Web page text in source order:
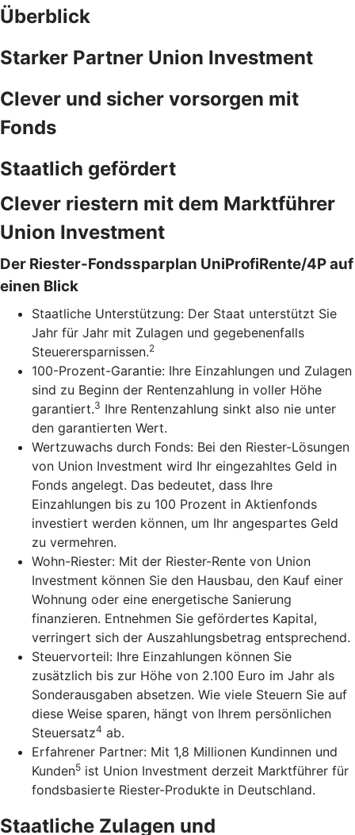
Überblick
Starker Partner Union Investment
Clever und sicher vorsorgen mit
Fonds
Staatlich gefördert
Clever riestern mit dem Marktführer
Union Investment
Der Riester-Fondssparplan UniProfiRente/4P auf
einen Blick
Staatliche Unterstützung: Der Staat unterstützt Sie
Jahr für Jahr mit Zulagen und gegebenenfalls
Steuerersparnissen.2
100-Prozent-Garantie: Ihre Einzahlungen und Zulagen
sind zu Beginn der Rentenzahlung in voller Höhe
garantiert.3 Ihre Rentenzahlung sinkt also nie unter
den garantierten Wert.
Wertzuwachs durch Fonds: Bei den Riester-Lösungen
von Union Investment wird Ihr eingezahltes Geld in
Fonds angelegt. Das bedeutet, dass Ihre
Einzahlungen bis zu 100 Prozent in Aktienfonds
investiert werden können, um Ihr angespartes Geld
zu vermehren.
Wohn-Riester: Mit der Riester-Rente von Union
Investment können Sie den Hausbau, den Kauf einer
Wohnung oder eine energetische Sanierung
finanzieren. Entnehmen Sie gefördertes Kapital,
verringert sich der Auszahlungsbetrag entsprechend.
Steuervorteil: Ihre Einzahlungen können Sie
zusätzlich bis zur Höhe von 2.100 Euro im Jahr als
Sonderausgaben absetzen. Wie viele Steuern Sie auf
diese Weise sparen, hängt von Ihrem persönlichen
Steuersatz4 ab.
Erfahrener Partner: Mit 1,8 Millionen Kundinnen und
Kunden5 ist Union Investment derzeit Marktführer für
fondsbasierte Riester-Produkte in Deutschland.
Staatliche Zulagen und